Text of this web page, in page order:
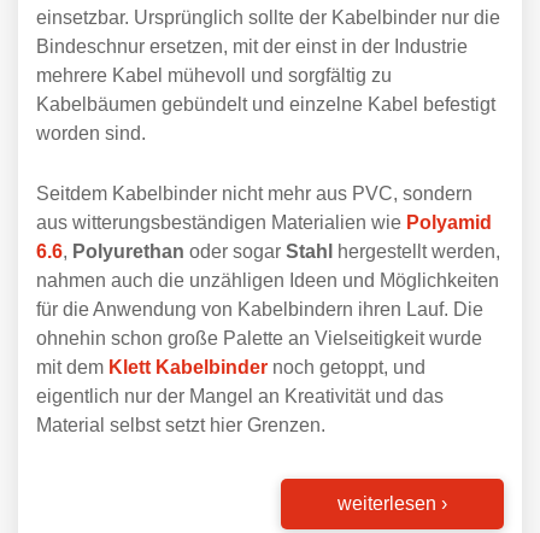
einsetzbar. Ursprünglich sollte der Kabelbinder nur die
Bindeschnur ersetzen, mit der einst in der Industrie
mehrere Kabel mühevoll und sorgfältig zu
Kabelbäumen gebündelt und einzelne Kabel befestigt
worden sind.
Seitdem Kabelbinder nicht mehr aus PVC, sondern
aus witterungsbeständigen Materialien wie Polyamid
6.6, Polyurethan oder sogar Stahl
hergestellt werden,
nahmen auch die unzähligen Ideen und Möglichkeiten
für die Anwendung von Kabelbindern ihren Lauf. Die
ohnehin schon große Palette an Vielseitigkeit wurde
mit dem Klett Kabelbinder noch getoppt, und
eigentlich nur der Mangel an Kreativität und das
Material selbst setzt hier Grenzen.
weiterlesen ›